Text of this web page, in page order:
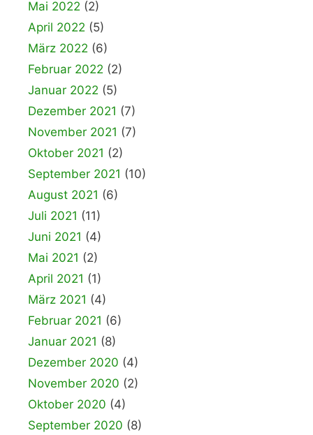
Mai 2022 (2)
April 2022 (5)
März 2022 (6)
Februar 2022 (2)
Januar 2022 (5)
Dezember 2021 (7)
November 2021 (7)
Oktober 2021 (2)
September 2021 (10)
August 2021 (6)
Juli 2021 (11)
Juni 2021 (4)
Mai 2021 (2)
April 2021 (1)
März 2021 (4)
Februar 2021 (6)
Januar 2021 (8)
Dezember 2020 (4)
November 2020 (2)
Oktober 2020 (4)
September 2020 (8)